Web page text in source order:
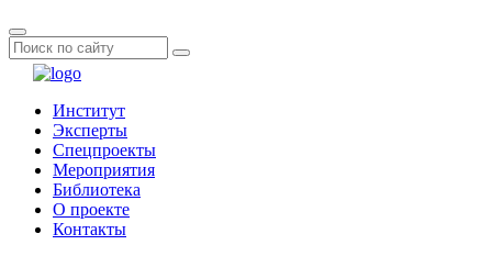
Институт
Эксперты
Спецпроекты
Мероприятия
Библиотека
О проекте
Контакты